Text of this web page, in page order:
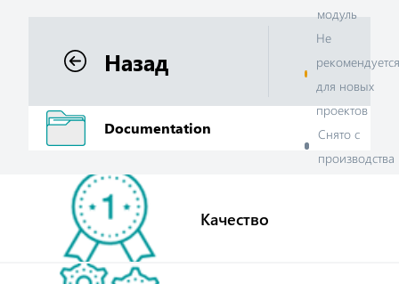
Назад
модуль
Не
для новых
проектов
Снято с
производства
Documentation
Качество